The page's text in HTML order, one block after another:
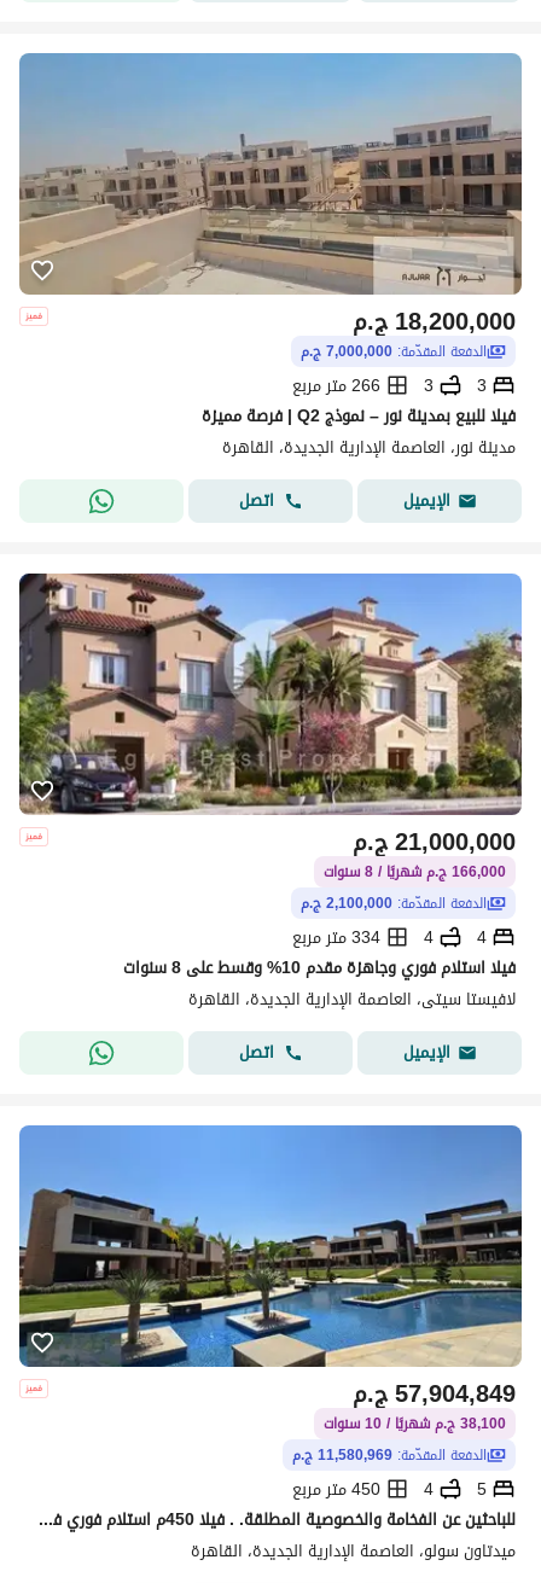
ج.م18,200,000
الدفعة المقدّمة: 7,000,000 ج.م
3
3
266 متر مربع
فيلا للبيع بمدينة نور – نموذج Q2 | فرصة مميزة
مدينة نور، العاصمة الإدارية الجديدة، القاهرة
الإيميل
اتصل
ج.م21,000,000
166,000 ج.م شهريًا / 8 سنوات
الدفعة المقدّمة: 2,100,000 ج.م
4
4
334 متر مربع
فيلا استلام فوري وجاهزة مقدم 10% وقسط على 8 سنوات
لافيستا سيتى، العاصمة الإدارية الجديدة، القاهرة
الإيميل
اتصل
ج.م57,904,849
38,100 ج.م شهريًا / 10 سنوات
الدفعة المقدّمة: 11,580,969 ج.م
5
4
450 متر مربع
للباحثين عن الفخامة والخصوصية المطلقة. . فيلا 450م استلام فوري في كمبوند الفيلات الأول بالعاصمة
ميدتاون سولو، العاصمة الإدارية الجديدة، القاهرة